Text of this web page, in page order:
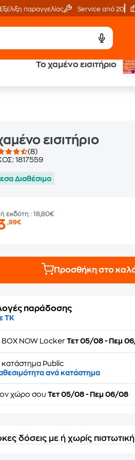
Εξέλιξη παραγγελίας Service από 20'
Το χαμένο εισιτήριο
Έλα στον κόσμο
εισιτήριο
(8)
1817559
Διαθέσιμο
εκδότη: 18,80€
,99€
Προσθήκη στο
παράδοσης
ΤΚ
BOX NOW Locker Τετ 05/08 - Πεμ
κατάστημα Public
ανά κατάστημα
χώρο σου Τετ 05/08 - Πεμ 06/08
δόσεις με ή χωρίς πιστωτική